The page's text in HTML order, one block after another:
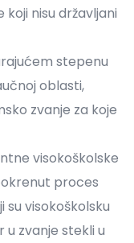
nisu državljani
stepenu
oblasti,
zvanje za koje
visokoškolske
proces
visokoškolsku
zvanje stekli u